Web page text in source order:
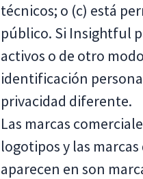
técnicos; o (c) está
público. Si Insightful
activos o de otro
identificación
privacidad diferente.
Las marcas
logotipos y las
aparecen en son